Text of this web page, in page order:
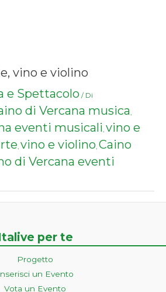
vino e violino
e Spettacolo / Di
di Vercana musica,
eventi musicali, vino e
, vino e violino, Caino
di Vercana eventi
per te
Progetto
un Evento
Vota un Evento